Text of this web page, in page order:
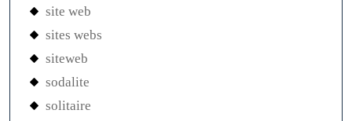
site web
sites webs
siteweb
sodalite
solitaire